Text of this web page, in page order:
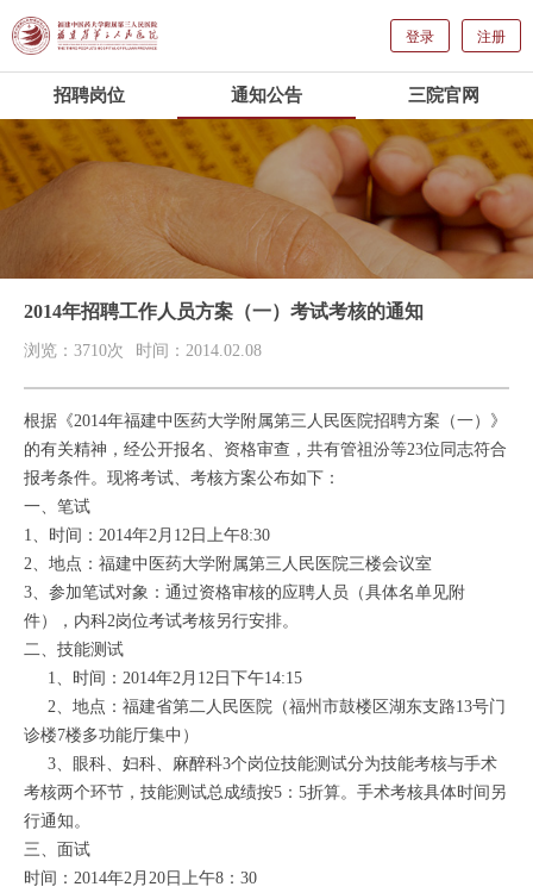
招聘岗位 通知公告 三院官网
登录 注册
2014年招聘工作人员方案（一）考试考核的通知
浏览：3710次 时间：2014.02.08
根据《2014年福建中医药大学附属第三人民医院招聘方案（一）》
的有关精神，经公开报名、资格审查，共有管祖汾等23位同志符合
报考条件。现将考试、考核方案公布如下：
一、笔试
1、时间：2014年2月12日上午8:30
2、地点：福建中医药大学附属第三人民医院三楼会议室
3、参加笔试对象：通过资格审核的应聘人员（具体名单见附
件），内科2岗位考试考核另行安排。
二、技能测试
1、时间：2014年2月12日下午14:15
2、地点：福建省第二人民医院（福州市鼓楼区湖东支路13号门
诊楼7楼多功能厅集中）
3、眼科、妇科、麻醉科3个岗位技能测试分为技能考核与手术
考核两个环节，技能测试总成绩按5：5折算。手术考核具体时间另
行通知。
三、面试
时间：2014年2月20日上午8：30